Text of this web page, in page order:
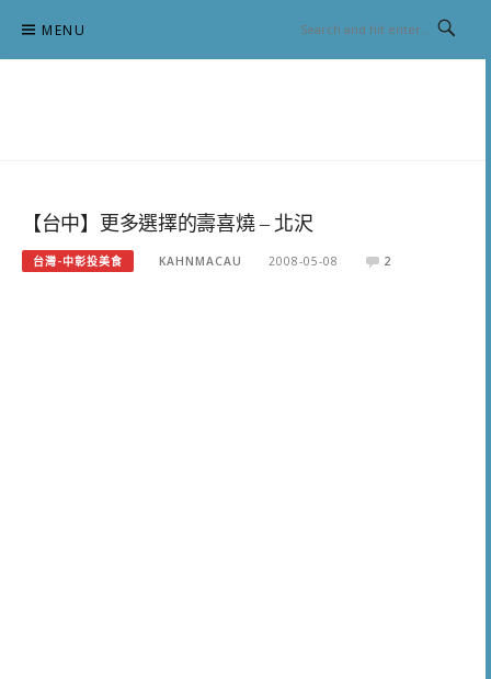
content
MENU
【台中】更多選擇的壽喜燒 – 北沢
台灣-中彰投美食 KAHNMACAU 2008-05-08 2